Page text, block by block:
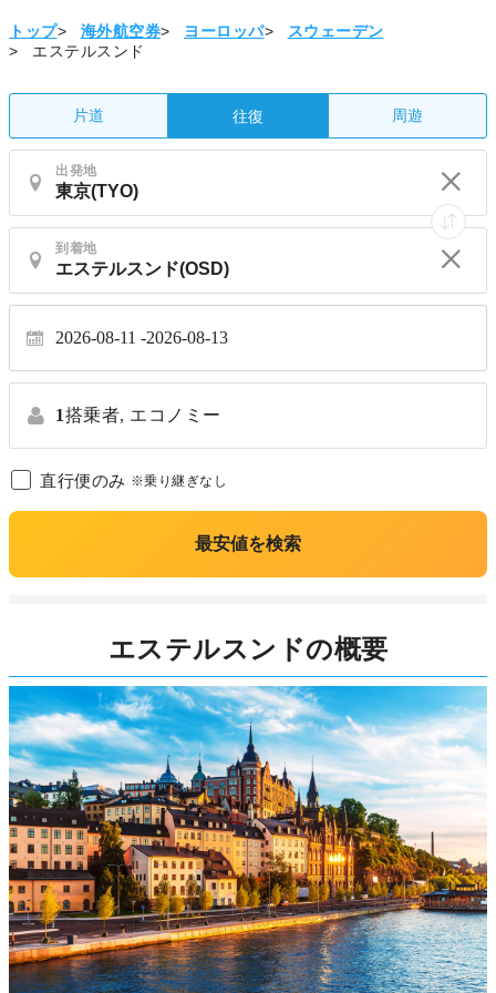
トップ> 海外航空券> ヨーロッパ>
スウェーデン
>
エステルスンド
片道 往復 周遊
出発地
到着地
2026-08-11 2026-08-13
1搭乗者, エコノミー
直行便のみ ※乗り継ぎなし
最安値を検索
エステルスンドの概要